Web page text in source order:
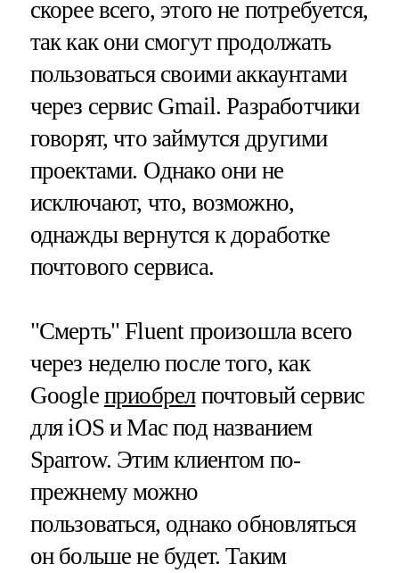
скорее всего, этого не потребуется,
так как они смогут продолжать
пользоваться своими аккаунтами
через сервис Gmail. Разработчики
говорят, что займутся другими
проектами. Однако они не
исключают, что, возможно,
однажды вернутся к доработке
почтового сервиса.
"Смерть" Fluent произошла всего
через неделю после того, как
Google приобрелпочтовый сервис
для iOS и Mac под названием
Sparrow. Этим клиентом по-
прежнему можно
пользоваться, однако обновляться
он больше не будет. Таким